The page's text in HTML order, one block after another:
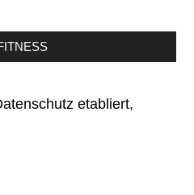
etabliert,